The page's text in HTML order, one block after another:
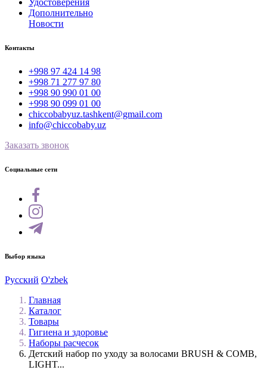
Удостоверения
Дополнительно
Новости
Контакты
+998 97 424 14 98
+998 71 277 97 80
+998 90 990 01 00
+998 90 099 01 00
chiccobabyuz.tashkent@gmail.com
info@chiccobaby.uz
Заказать звонок
Социальные сети
Выбор языка
Русский O'zbek
Главная
Каталог
Товары
Гигиена и здоровье
Наборы расчесок
Детский набор по уходу за волосами BRUSH & COMB,
LIGHT...